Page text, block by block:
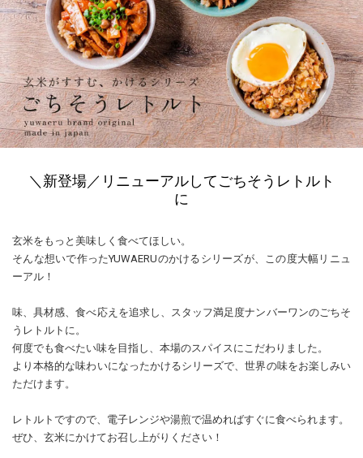
＼新登場／リニューアルしてごちそうレトルト
に
玄米をもっと美味しく食べてほしい。
そんな想いで作ったYUWAERUのかけるシリーズが、この度大幅リニュ
ーアル！
味、具材感、食べ応えを追求し、スタッフ満足度ナンバーワンのごちそ
うレトルトに。
何度でも食べたい味を目指し、本場のスパイスにこだわりました。
より本格的な味わいになったかけるシリーズで、世界の味をお楽しみい
ただけます。
レトルトですので、電子レンジや湯煎で温めればすぐに食べられます。
ぜひ、玄米にかけてお召し上がりください！